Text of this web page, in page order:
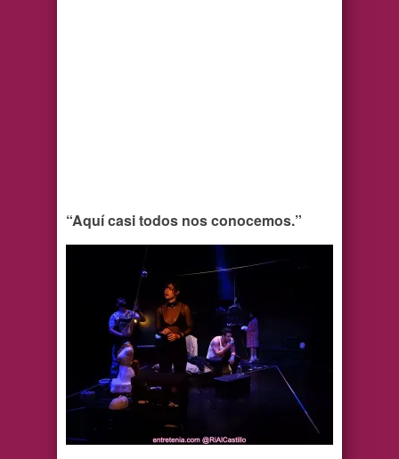
“Aquí casi todos nos conocemos.”